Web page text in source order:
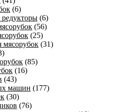
(6)
(6)
(56)
(25)
мясорубок (31)
(85)
(16)
(43)
машин (177)
(30)
(76)